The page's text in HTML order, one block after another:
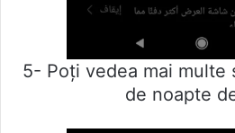
5- Poți vedea mai multe
de noapte